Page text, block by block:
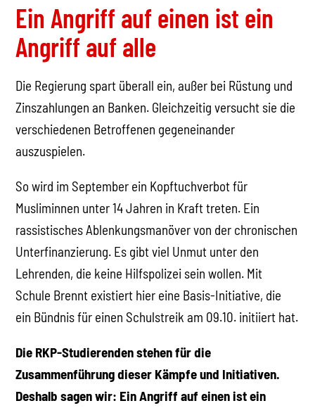
Ein Angriff auf einen ist ein
Angriff auf alle
Die Regierung spart überall ein, außer bei Rüstung und
Zinszahlungen an Banken. Gleichzeitig versucht sie die
verschiedenen Betroffenen gegeneinander
auszuspielen.
So wird im September ein Kopftuchverbot für
Musliminnen unter 14 Jahren in Kraft treten. Ein
rassistisches Ablenkungsmanöver von der chronischen
Unterfinanzierung. Es gibt viel Unmut unter den
Lehrenden, die keine Hilfspolizei sein wollen. Mit
Schule Brennt existiert hier eine Basis-Initiative, die
ein Bündnis für einen Schulstreik am 09.10. initiiert hat.
Die RKP-Studierenden stehen für die
Zusammenführung dieser Kämpfe und Initiativen.
Deshalb sagen wir: Ein Angriff auf einen ist ein